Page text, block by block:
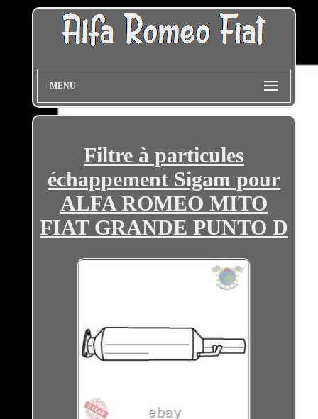
MENU
Filtre à particules
échappement Sigam pour
ALFA ROMEO MITO
FIAT GRANDE PUNTO D